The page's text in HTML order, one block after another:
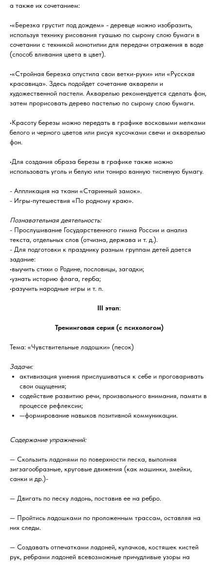
а также их сочетанием:
•«Березка грустит под дождем» - деревце можно изобразить,
используя технику рисования гуашью по сырому слою бумаги в
сочетании с техникой монотипии для передачи отражения в воде
(способ вливания цвета в цвет).
•«Стройная березка опустила свои ветки-руки» или «Русская
красавица». Здесь подойдет сочетание акварели и
художественной пастели. Акварелью рекомендуется сделать фон,
затем прорисовать дерево пастелью по сырому слою бумаги.
•Красоту березы можно передать в графике восковыми мелками
белого и черного цветов или рисуя кусочками свечи и акварелью
фон.
•Для создания образа березы в графике также можно
использовать уголь и белую или тониро ванную тисненую бумагу.
- Аппликация на ткани «Старинный замок».
- Игры-путешествия «По родному краю».
Познавательная деятельность:
- Прослушивание Государственного гимна России и анализ
текста, отдельных слов (отчизна, держава и т. д.).
- Для подготовки к празднику разным группам детей дается
задание:
•выучить стихи о Родине, пословицы, загадки;
•узнать историю флага, герба;
•разучить народные игры и т. п.
III этап:
Тренинговая серия (с психологом)
Тема: «Чувствительные ладошки» (песок)
Задачи:
активизация умения прислушиваться к себе и проговаривать
свои ощущения;
содействие развитию речи, произвольного внимания, памяти в
процессе рефлексии;
—формирование навыков позитивной коммуникации.
Содержание упражнений:
— Скользить ладонями по поверхности песка, выполняя
зигзагообразные, круговые движения (как машинки, змейки,
санки и др.)-
— Двигать по песку ладонь, поставив ее на ребро.
— Пройтись ладошками по проложенным трассам, оставляя на
них следы.
— Создавать отпечатками ладоней, кулачков, костяшек кистей
рук, ребрами ладоней всевозможные причудливые узоры на